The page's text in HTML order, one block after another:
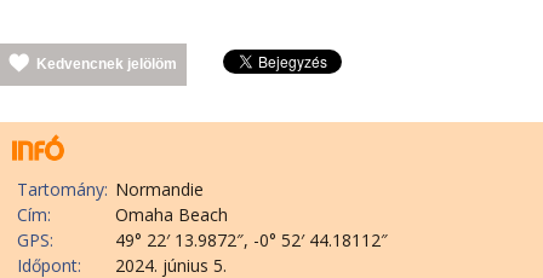
Kedvencnek jelölöm
Tartomány: Normandie
Cím:
Omaha Beach
GPS:
49° 22′ 13.9872″, -0° 52′ 44.18112″
Időpont:
2024. június 5.